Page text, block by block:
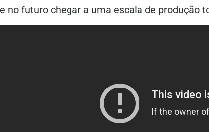
e no futuro chegar a uma escala de produção